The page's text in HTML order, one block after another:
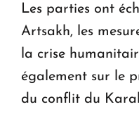
Les parties ont
Artsakh, les
la crise
également sur le
du conflit du